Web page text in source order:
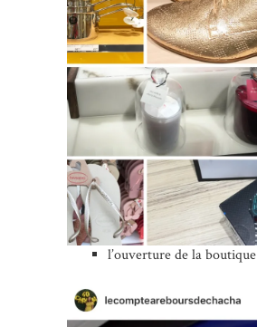
l’ouverture de la boutique